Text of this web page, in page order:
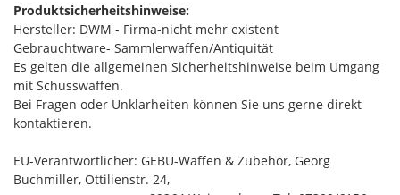
Produktsicherheitshinweise:
Hersteller: DWM - Firma-nicht mehr existent
Gebrauchtware- Sammlerwaffen/Antiquität
Es gelten die allgemeinen Sicherheitshinweise beim Umgang
mit Schusswaffen.
Bei Fragen oder Unklarheiten können Sie uns gerne direkt
kontaktieren.
EU-Verantwortlicher: GEBU-Waffen & Zubehör, Georg
Buchmiller, Ottilienstr. 24,